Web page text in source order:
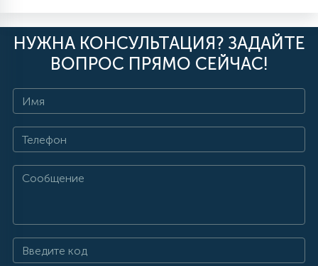
НУЖНА КОНСУЛЬТАЦИЯ? ЗАДАЙТЕ
ВОПРОС ПРЯМО СЕЙЧАС!